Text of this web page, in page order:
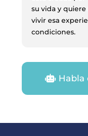
su vida y quiere
vivir esa
condiciones.
Habla